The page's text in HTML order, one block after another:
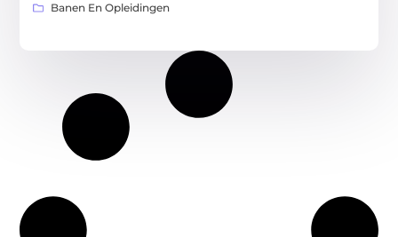
Banen En Opleidingen